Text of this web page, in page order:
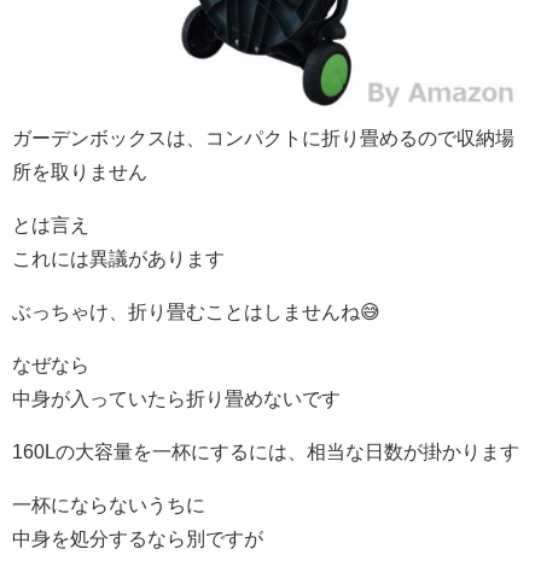
ガーデンボックスは、コンパクトに折り畳めるので収納場
所を取りません
とは言え
これには異議があります
ぶっちゃけ、折り畳むことはしませんね😅
なぜなら
中身が入っていたら折り畳めないです
160Lの大容量を一杯にするには、相当な日数が掛かります
一杯にならないうちに
中身を処分するなら別ですが